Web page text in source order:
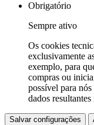
Obrigatório
Sempre ativo
Os cookies
exclusivamente
exemplo, para
compras ou
possível para
dados
Salvar configurações